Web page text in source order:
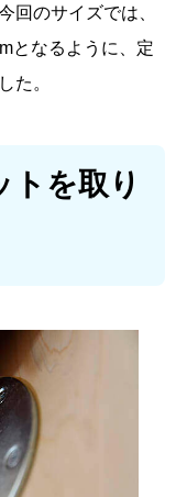
回のサイズでは、
となるように、定
た。
トを取り